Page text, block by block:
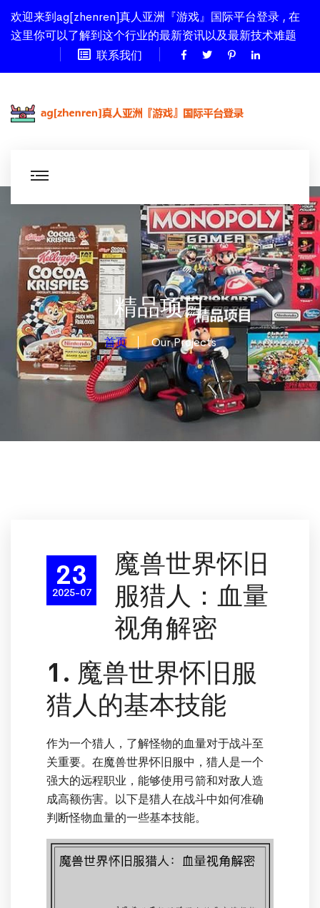
欢迎来到ag[zhenren]真人亚洲『游戏』国际平台登录 , 在
这里你可以了解到这个行业的最新资讯以及最新技术难题
联系我们
精品项目
首页 Our Projects
23
2025-07
魔兽世界怀旧
服猎人：血量
视角解密
1. 魔兽世界怀旧服
猎人的基本技能
作为一个猎人，了解怪物的血量对于战斗至
关重要。在魔兽世界怀旧服中，猎人是一个
强大的远程职业，能够使用弓箭和对敌人造
成高额伤害。以下是猎人在战斗中如何准确
判断怪物血量的一些基本技能。